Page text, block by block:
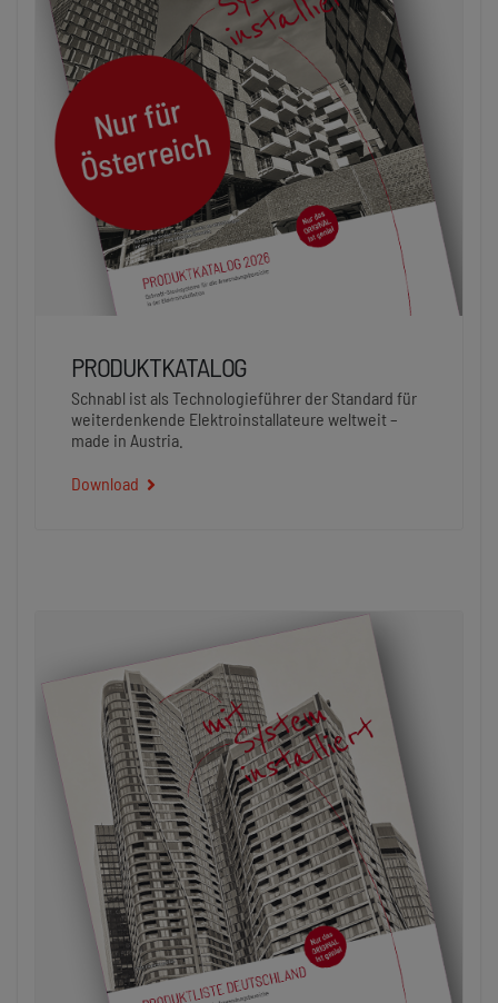
PRODUKTKATALOG
Schnabl ist als Technologieführer der Standard für
weiterdenkende Elektroinstallateure weltweit –
made in Austria.
Download